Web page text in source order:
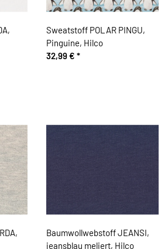
Sweatstoff POLAR PINGU,
Pinguine, Hilco
32,99 € *
Baumwollwebstoff JEANSI,
jeansblau meliert, Hilco